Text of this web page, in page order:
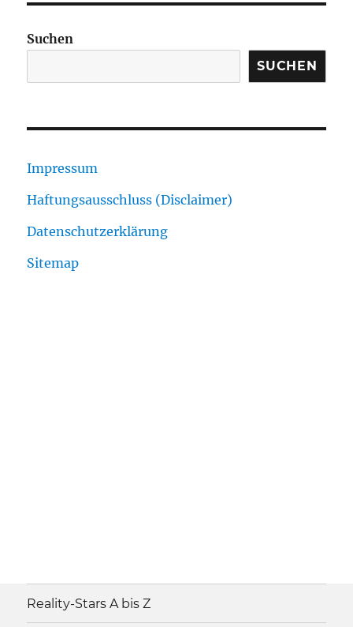
Suchen
SUCHEN
Impressum
Haftungsausschluss (Disclaimer)
Datenschutzerklärung
Sitemap
Reality-Stars A bis Z